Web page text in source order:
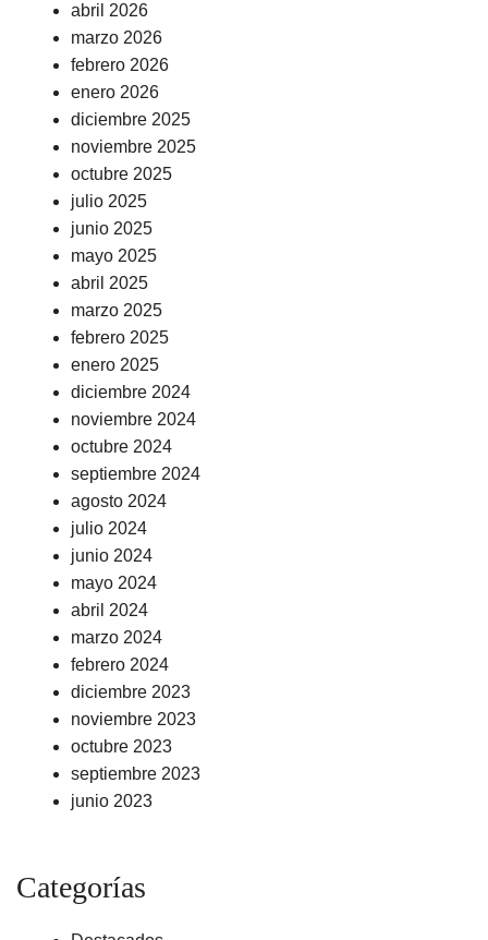
abril 2026
marzo 2026
febrero 2026
enero 2026
diciembre 2025
noviembre 2025
octubre 2025
julio 2025
junio 2025
mayo 2025
abril 2025
marzo 2025
febrero 2025
enero 2025
diciembre 2024
noviembre 2024
octubre 2024
septiembre 2024
agosto 2024
julio 2024
junio 2024
mayo 2024
abril 2024
marzo 2024
febrero 2024
diciembre 2023
noviembre 2023
octubre 2023
septiembre 2023
junio 2023
Categorías